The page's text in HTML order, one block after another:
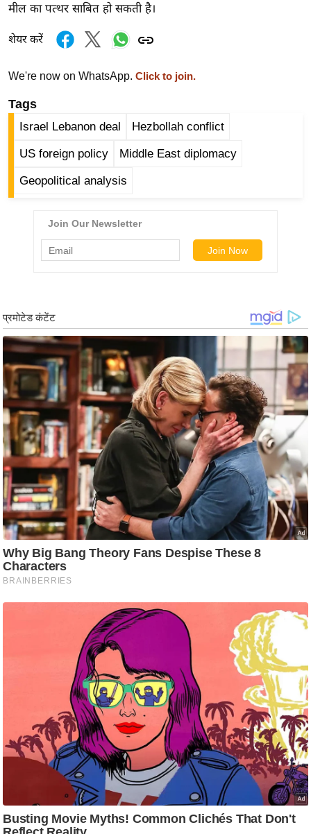
म
रं
न
ज
ग
बॉ
ली
फि
ल्म
स
मी
क्षा
B
r
e
a
i
n
g
N
e
w
s
टे
क्नॉ
ब्यू
टी
मील का पत्थर साबित हो सकती है।
शेयर करें
We're now on WhatsApp. Click to join.
Tags
Israel Lebanon deal Hezbollah conflict
US foreign policy Middle East diplomacy
Geopolitical analysis